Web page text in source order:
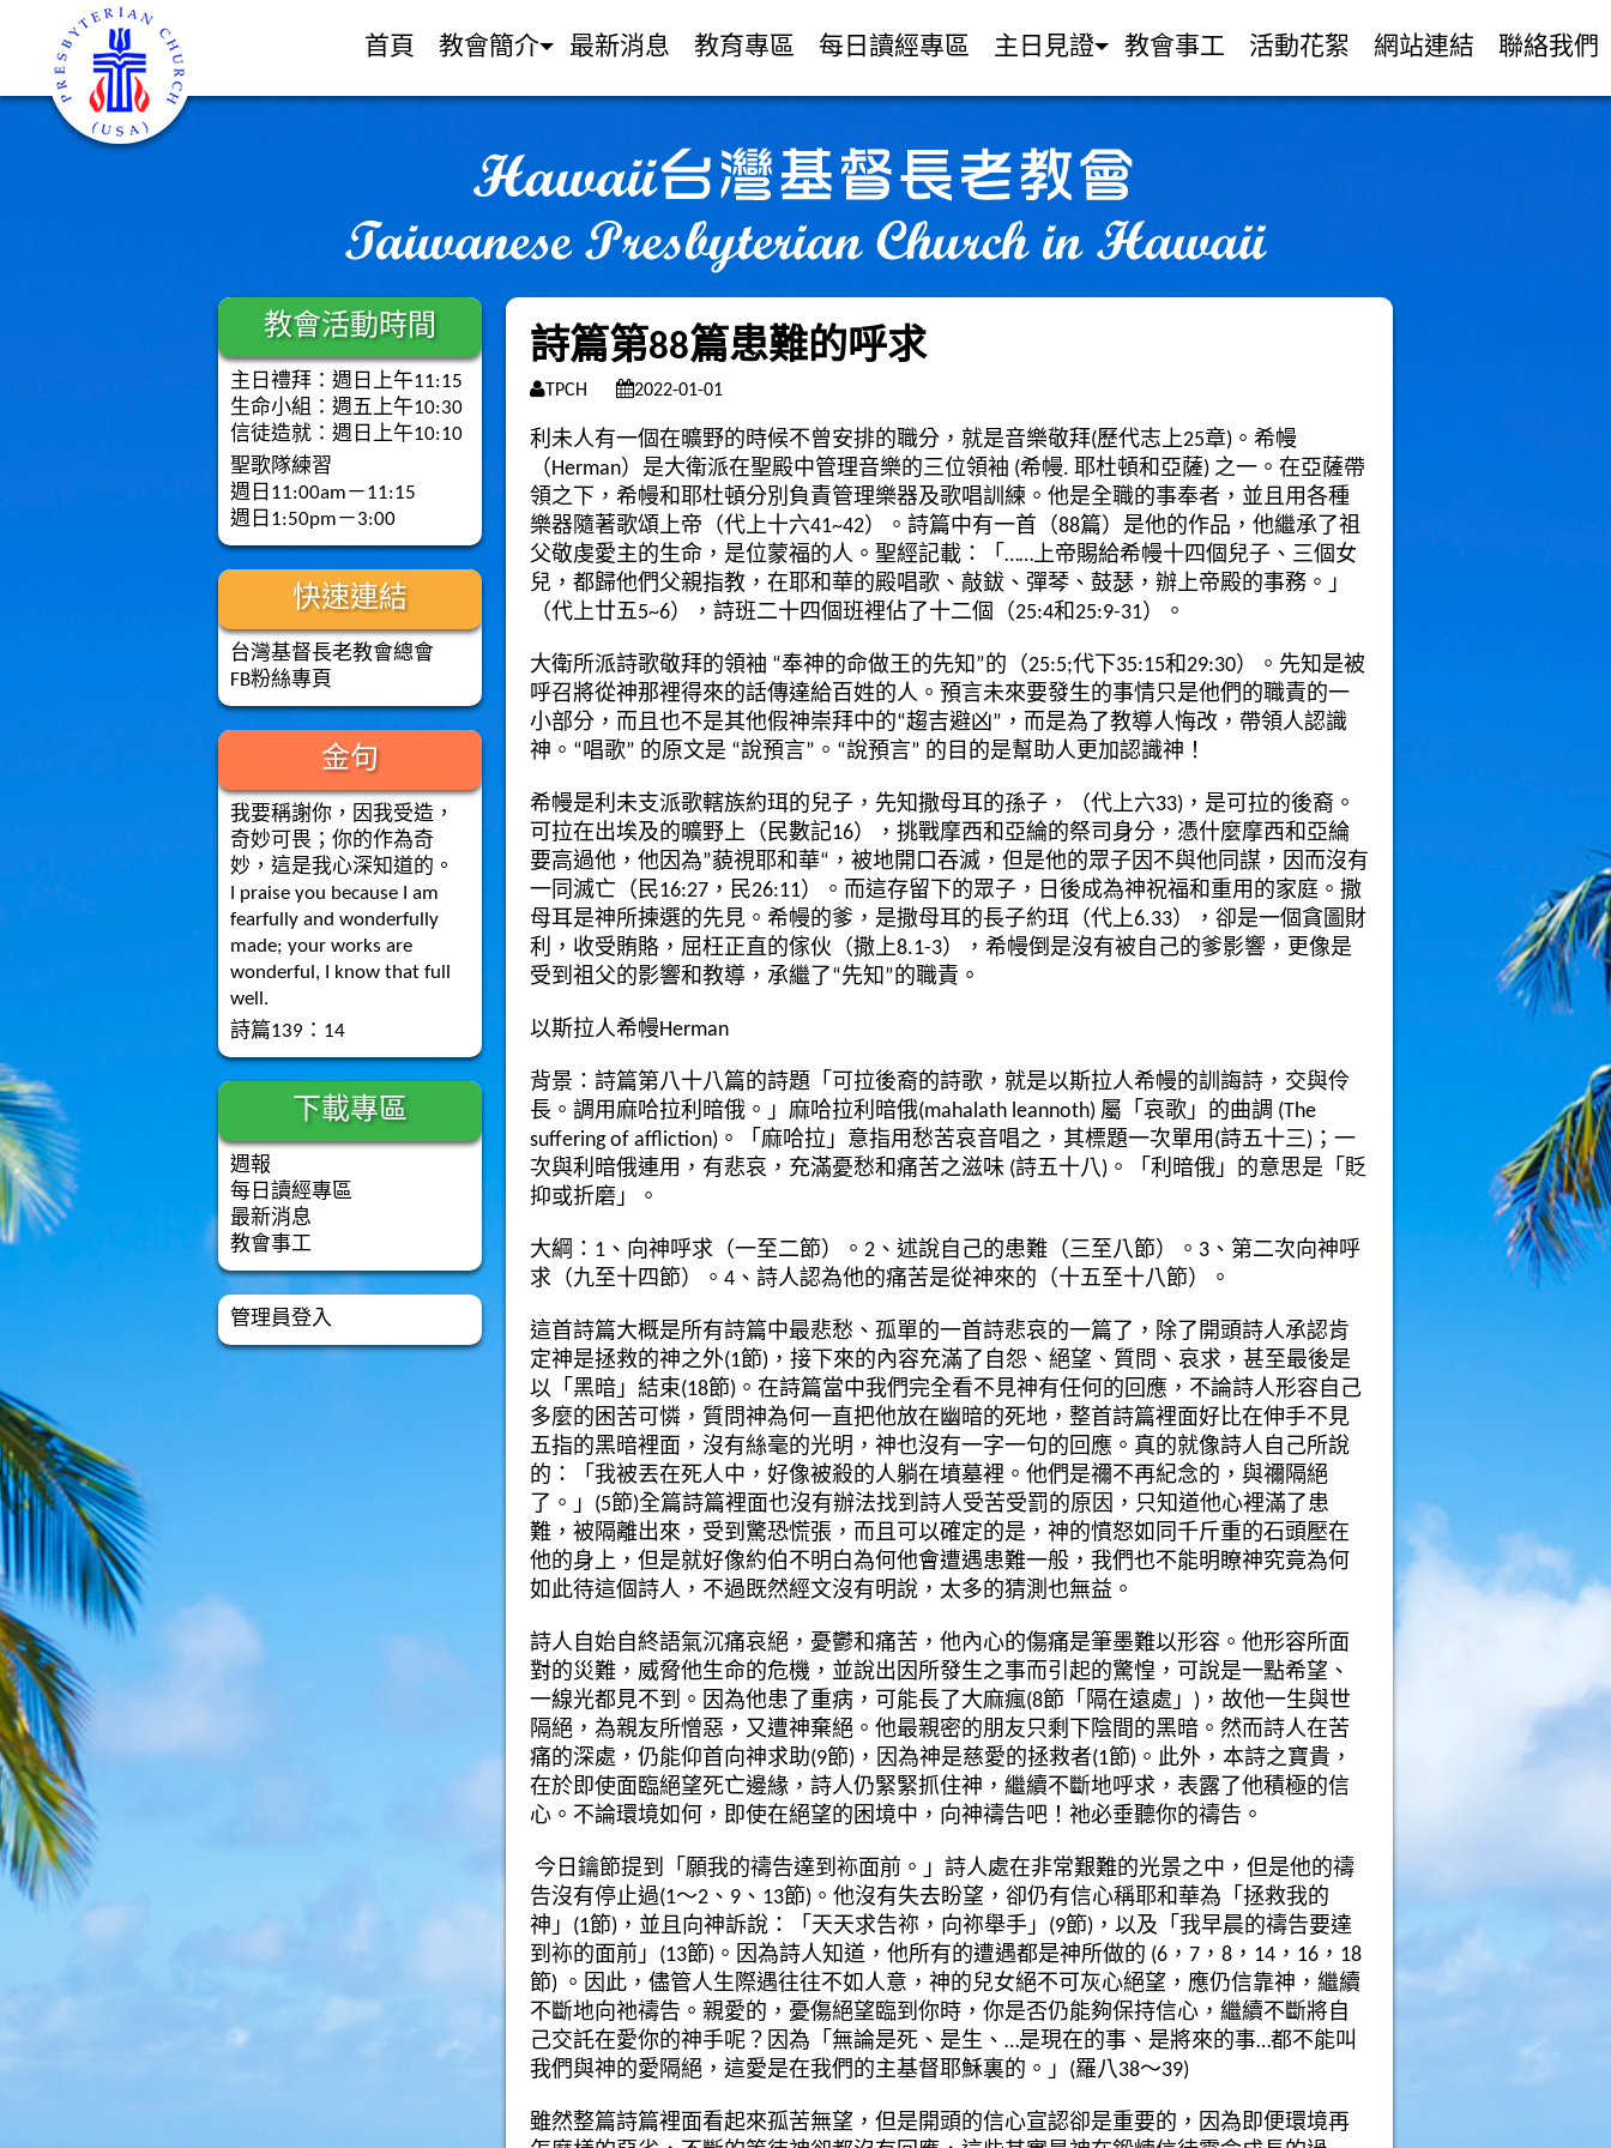
首頁 教會簡介 最新消息 教育專區 每日讀經專區 主日見證 教會事工 活動花絮 網站連結 聯絡我們
詩篇第88篇患難的呼求
TPCH 2022-01-01
利未人有一個在曠野的時候不曾安排的職分，就是音樂敬拜(歷代志上25章) 。希幔
（Herman）是大衛派在聖殿中管理音樂的三位領袖 (希幔. 耶杜頓和亞薩) 之一。在亞薩帶
領之下，希幔和耶杜頓分別負責管理樂器及歌唱訓練。他是全職的事奉者，並且用各種
樂器隨著歌頌上帝（代上十六41~42）。詩篇中有一首（88篇）是他的作品，他繼承了祖
父敬虔愛主的生命，是位蒙福的人。聖經記載：「 ……上帝賜給希幔十四個兒子、三個女
兒，都歸他們父親指教，在耶和華的殿唱歌、敲鈸、彈琴、鼓瑟，辦上帝殿的事務。」
（代上廿五5~6），詩班二十四個班裡佔了十二個（25:4和25:9-31）。
大衛所派詩歌敬拜的領袖 “奉神的命做王的先知 ”的（25:5;代下35:15和29:30）。先知是被
呼召將從神那裡得來的話傳達給百姓的人。預言未來要發生的事情只是他們的職責的一
小部分，而且也不是其他假神崇拜中的“趨吉避凶” ，而是為了教導人悔改，帶領人認識
神。 “唱歌” 的原文是 “說預言” 。 “說預言” 的目的是幫助人更加認識神！
希幔是利未支派歌轄族約珥的兒子，先知撒母耳的孫子，（代上六33) ，是可拉的後裔。
可拉在出埃及的曠野上（民數記16），挑戰摩西和亞綸的祭司身分，憑什麼摩西和亞綸
要高過他，他因為”藐視耶和華“ ，被地開口吞滅，但是他的眾子因不與他同謀，因而沒有
一同滅亡（民16:27 ，民26:11）。而這存留下的眾子，日後成為神祝福和重用的家庭。撒
母耳是神所揀選的先見。希幔的爹，是撒母耳的長子約珥（代上6.33），卻是一個貪圖財
利，收受賄賂，屈枉正直的傢伙（撒上8.1-3），希幔倒是沒有被自己的爹影響，更像是
受到祖父的影響和教導，承繼了 “先知 ”的職責。
以斯拉人希幔Herman
背景：詩篇第八十八篇的詩題「可拉後裔的詩歌，就是以斯拉人希幔的訓誨詩，交與伶
長。調用麻哈拉利暗俄。」麻哈拉利暗俄(mahalath leannoth) 屬「哀歌」的曲調 (The
suffering of affliction) 。「麻哈拉」意指用愁苦哀音唱之，其標題一次單用(詩五十三) ；一
次與利暗俄連用，有悲哀，充滿憂愁和痛苦之滋味 (詩五十八) 。「利暗俄」的意思是「貶
抑或折磨」。
大綱： 1 、 向神呼求（一至二節）。 2 、述說 自己的患難（三至八節）。 3 、 第二次向神呼
求（九至十四節）
。 4 、詩人認為他的痛苦是從神來的（十五至十八節）。
這首詩篇大概是所有詩篇中最悲愁、孤單的一首詩悲哀的一篇了，除了開頭詩人承認肯
定神是拯救的神之外(1節) ，接下來的內容充滿了自怨、 絕望、質問、哀求，甚至最後是
以「黑暗」結束(18節) 。 在詩篇當中我們完全看不見神有任何的回應， 不論詩人形容自己
多麼的困苦可憐，質問神為何一直把他放在幽暗的死地，整首詩篇裡面好比在伸手不見
五指的黑暗裡面，沒有絲毫的光明，神也沒有一字一句的回應。 真的就像詩人自己所說
的：「我被丟在死人中，好像被殺的人躺在墳墓裡。他們是禰不再紀念的，與禰隔絕
了。」 (5節)全篇詩篇裡面也沒有辦法找到詩人受苦受罰的原因 ，只知道他心裡滿了患
難，被隔離出來，受到驚恐慌張，而且可以確定的是，神的憤怒如同千斤重的石頭壓在
他的身上，但是就好像約伯不明白為何他會遭遇患難一般，我們也不能明瞭神究竟為何
如此待這個詩人，不過既然經文沒有明說 ，太多的猜測也無益。
詩人自始自終語氣沉痛哀絕 ，憂鬱和痛苦， 他內心的傷痛是筆墨難以形容。他形容所面
對的災難，威脅他生命的危機，並說出因所發生之事而引起的驚惶，可說是一點希望、
一線光都見不到。因為他患了重病，可能長了大麻瘋(8節「隔在遠處」 ) ，故他一生與世
隔絕 ，為親友所憎惡，又遭神棄絕 。他最親密的朋友只剩下陰間的黑暗。然而詩人在苦
痛的深處，仍能仰首向神求助(9節) ，因為神是慈愛的拯救者(1節) 。 此外，本詩之寶貴，
在於即使面臨絕望死亡邊緣，詩人仍緊緊抓住神，繼續不斷地呼求，表露了他積極的信
心。 不論環境如何，即使在絕望的困境中，向神禱告吧！ 祂必垂聽你的禱告。
今日鑰節提到「願我的禱告達到袮面前。」詩人處在非常艱難的光景之中，但是他的禱
告沒有停止過(1～2 、 9 、 13節) 。他沒有失去盼望，卻仍有信心稱耶和華為「拯救我的
神」 (1節) ，並且向神訴說 ：「天天求告祢，向祢舉手」 (9節) ，以及「我早晨的禱告要達
到袮的面前」 (13節) 。因為詩人知道，他所有的遭遇都是神所做的 (6 ， 7 ， 8 ， 14 ， 16 ， 18
節) 。因此，儘管人生際遇往往不如人意，神的兒女絕不可灰心絕望，應仍信靠神，繼續
不斷地向祂禱告。親愛的，憂傷絕望臨到你時，你是否仍能夠保持信心，繼續不斷將自
己交託在愛你的神手呢？因為「無論是死、是生、 …是現在的事、是將來的事…都不能叫
我們與神的愛隔絕 ，這愛是在我們的主基督耶穌裏的。」 (羅八38～39)
雖然整篇詩篇裡面看起來孤苦無望，但是開頭的信心宣認卻是重要的，因為即便環境再
教會活動時間
主日禮拜：週日上午11:15
生命小組：週五上午10:30
信徒造就：週日上午10:10
聖歌隊練習
週日11:00am－11:15
週日1:50pm－3:00
快速連結
台灣基督長老教會總會
FB粉絲專頁
金句
我要稱謝你，因我受造，
奇妙可畏；你的作為奇
妙，這是我心深知道的。
I praise you because I am
fearfully and wonderfully
made; your works are
wonderful, I know that full
well.
詩篇139：14
下載專區
週報
每日讀經專區
最新消息
教會事工
管理員登入